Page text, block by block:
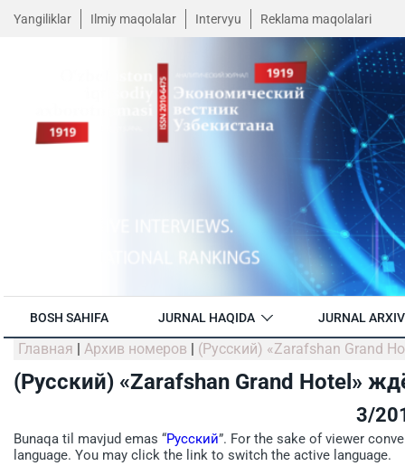
Yangiliklar Ilmiy maqolalar Intervyu Reklama maqolalari
BOSH SAHIFA JURNAL HAQIDA JURNAL
Главная | Архив номеров | (Русский) «Zarafshan Grand
(Русский) «Zarafshan Grand Hotel»
3/
Bunaqa til mavjud emas “Русский”. For the sake of viewer
language. You may click the link to switch the active language.